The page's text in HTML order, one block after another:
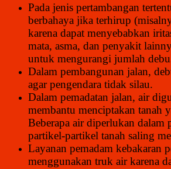
Pada jenis pertambangan
berbahaya jika terhirup
karena dapat menyebabkan
mata, asma, dan penyakit
untuk mengurangi jumlah
Dalam pembangunan jalan,
agar pengendara tidak silau.
Dalam pemadatan jalan, air
membantu menciptakan tanah
Beberapa air diperlukan dalam
partikel-partikel tanah saling
Layanan pemadam kebakaran
menggunakan truk air karena